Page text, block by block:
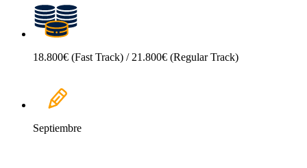
18.800€ (Fast Track) / 21.800€ (Regular Track)
Septiembre